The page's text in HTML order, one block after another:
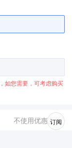
如您需要，可考虑购买
不使用优惠券订阅